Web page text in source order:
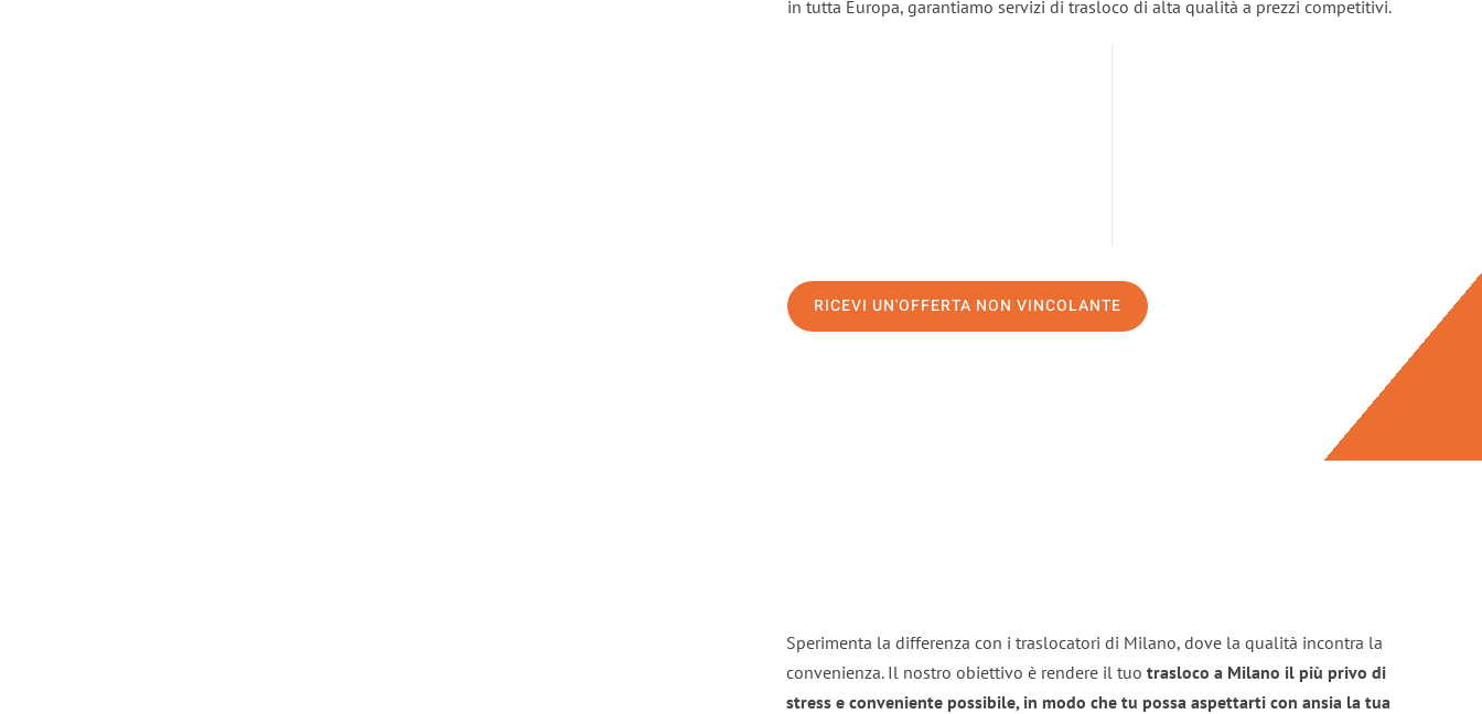
in tutta Europa, garantiamo servizi di trasloco di alta qualità a prezzi competitivi.
RICEVI UN'OFFERTA NON VINCOLANTE
Sperimenta la differenza con i traslocatori di Milano, dove la qualità incontra la
convenienza. Il nostro obiettivo è rendere il tuo trasloco a Milano il più privo di
stress e conveniente possibile, in modo che tu possa aspettarti con ansia la tua